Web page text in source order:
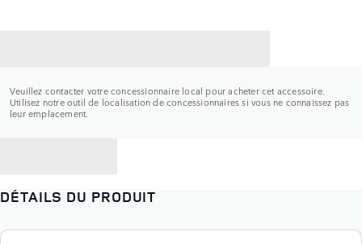
Veuillez contacter votre concessionnaire local pour acheter cet accessoire.
Utilisez notre outil de localisation de concessionnaires si vous ne connaissez pas
leur emplacement.
DÉTAILS DU PRODUIT